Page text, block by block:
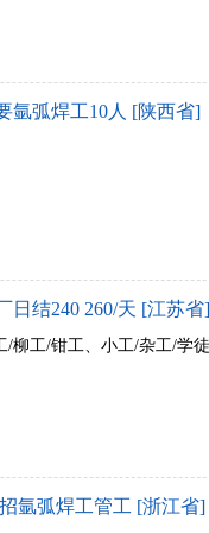
氩弧焊工10人 [陕西省]
日结240 260/天 [江苏省]
/柳工/钳工、小工/杂工/学
氩弧焊工管工 [浙江省]